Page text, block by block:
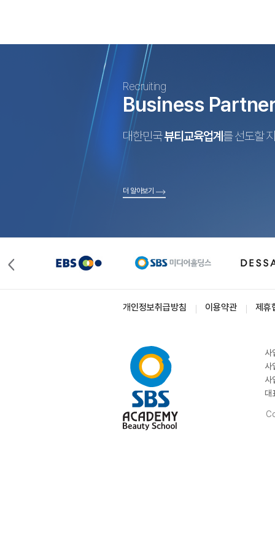
Recruiting
Business
대한민국뷰티교육업계 를 선도할
더 알아보기
개인정보취급방침 이용약관 제휴
사
사
사
대